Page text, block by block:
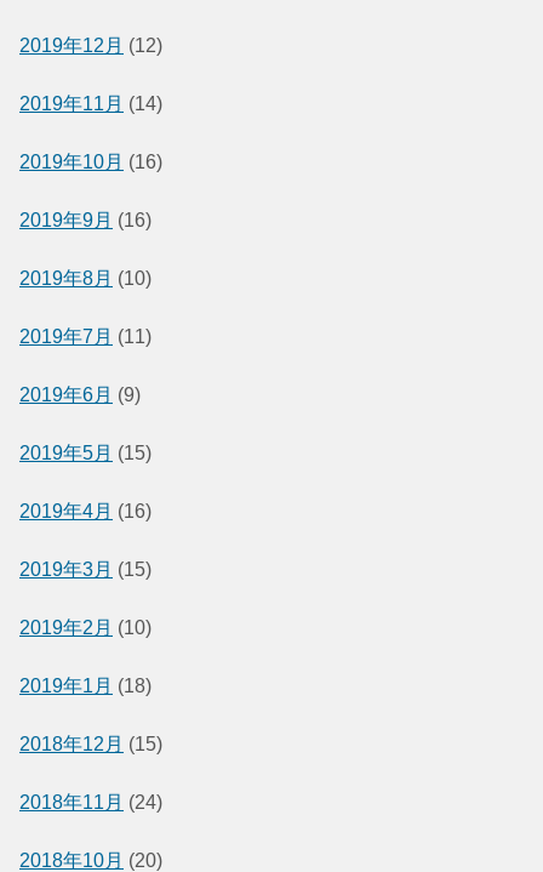
2019年12月 (12)
2019年11月 (14)
2019年10月 (16)
2019年9月 (16)
2019年8月 (10)
2019年7月 (11)
2019年6月 (9)
2019年5月 (15)
2019年4月 (16)
2019年3月 (15)
2019年2月 (10)
2019年1月 (18)
2018年12月 (15)
2018年11月 (24)
2018年10月 (20)